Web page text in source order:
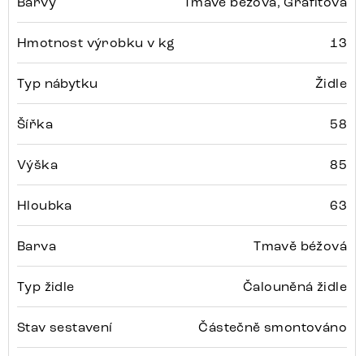
Hmotnost výrobku v kg 13
Typ nábytku Židle
Šířka 58
Výška 85
Hloubka 63
Barva Tmavě béžová
Typ židle Čalouněná židle
Stav sestavení Částečně smontováno